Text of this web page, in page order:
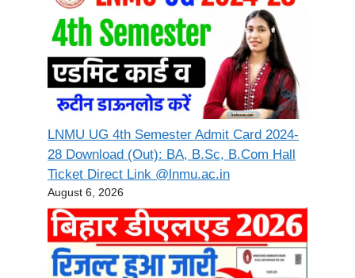
LNMU UG 4th Semester Admit Card 2024-
28 Download (Out): BA, B.Sc, B.Com Hall
Ticket Direct Link @lnmu.ac.in
August 6, 2026